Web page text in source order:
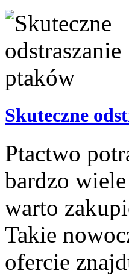
Skuteczne
Ptactwo
bardzo
warto
Takie
ofercie